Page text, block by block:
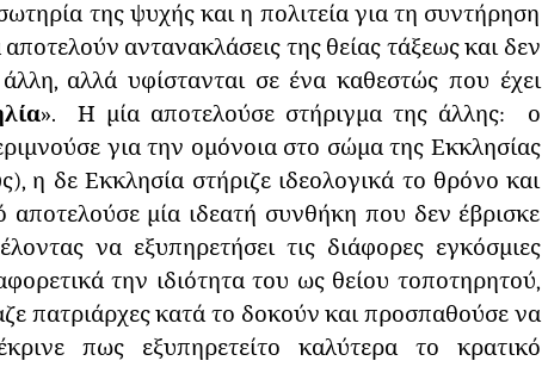
της ψυχής και η πολιτεία για τη συντήρηση
αντανακλάσεις της θείας τάξεως και δεν
αλλά υφίστανται σε ένα καθεστώς που έχει
». Η μία αποτελούσε στήριγμα της άλλης: ο
για την ομόνοια στο σώμα της Εκκλησίας
η δε Εκκλησία στήριζε ιδεολογικά το θρόνο και
μία ιδεατή συνθήκη που δεν έβρισκε
να εξυπηρετήσει τις διάφορες εγκόσμιες
την ιδιότητα του ως θείου τοποτηρητού,
πατριάρχες κατά το δοκούν και προσπαθούσε να
πως εξυπηρετείτο καλύτερα το κρατικό